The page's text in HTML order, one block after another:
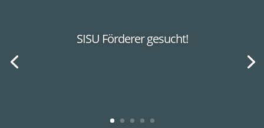
SISU Förderer gesucht!